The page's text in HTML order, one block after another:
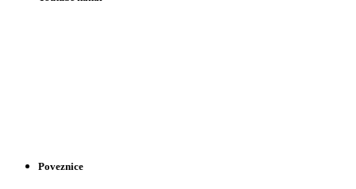
Poveznice